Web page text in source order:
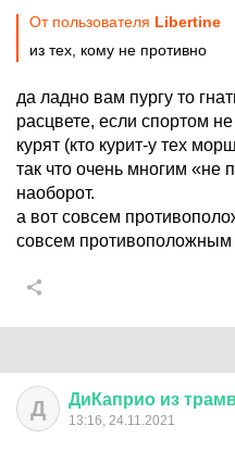
От пользователя Libertine
из тех, кому не противно
да ладно вам пургу то
расцвете, если спортом
курят (кто курит-у тех
так что очень многим «не
наоборот.
а вот совсем
совсем
Д ДиКаприо из
13:16, 24.11.2021